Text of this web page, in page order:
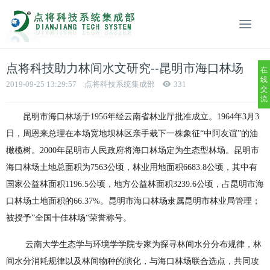
点将科技助力林间水文研究--昆明市海口林场
2019-09-25 13:29:57 点将科技系统集成部 331
昆明市海口林场于1956年经云南省林业厅批准成立。1964年3月3
日，周恩来总理在本场宽地坝林区亲手栽下一株象征“中阿友谊”的油
橄榄树。2000年昆明市人民政府将海口林场定为生态型林场。昆明市
海口林场土地总面积为7563公顷，林业用地面积6683.8公顷，其中有
国家公益林面积1196.5公顷，地方公益林面积3239.6公顷，占昆明市海
口林场土地面积的66.37%。昆明市海口林场隶属昆明市林业局管理；
被授予”全国十佳林场“荣誉称号。
云南大学生态学与环境学学院专家为探寻林间水分分布规律，林
间水分消耗规律以及林间物种的演化，与海口林场联合选点，共同攻
在
线
交
流